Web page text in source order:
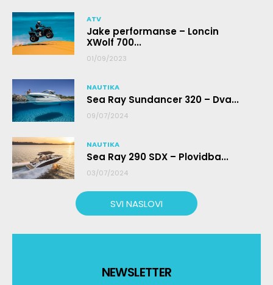
ATV
Jake performanse – Loncin
XWolf 700...
01/09/2023
NAUTIKA
Sea Ray Sundancer 320 – Dva...
09/07/2024
NAUTIKA
Sea Ray 290 SDX – Plovidba...
03/07/2024
SVI NASLOVI
NEWSLETTER